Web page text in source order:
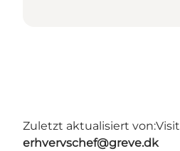
Zuletzt aktualisiert von:
erhvervschef@greve.dk